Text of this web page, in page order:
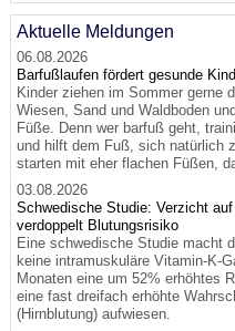
Aktuelle Meldungen
06.08.2026
Barfußlaufen fördert gesunde
Kinder ziehen im Sommer gerne
Wiesen, Sand und Waldboden
Füße. Denn wer barfuß geht,
und hilft dem Fuß, sich natürlich
starten mit eher flachen Füßen,
03.08.2026
Schwedische Studie: Verzicht
verdoppelt Blutungsrisiko
Eine schwedische Studie macht
keine intramuskuläre Vitamin-K-
Monaten eine um 52% erhöhtes
eine fast dreifach erhöhte
(Hirnblutung) aufwiesen.